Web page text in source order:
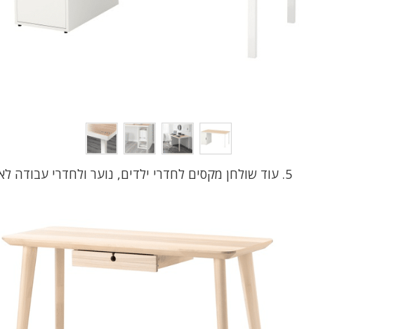
עוד שולחן מקסים לחדרי ילדים, נוער ולחדרי עבודה